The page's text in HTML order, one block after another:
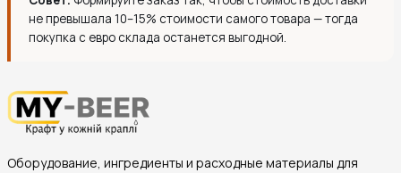
не превышала 10–15% стоимости самого товара — тогда
покупка с евро склада останется выгодной.
Оборудование, ингредиенты и расходные материалы для